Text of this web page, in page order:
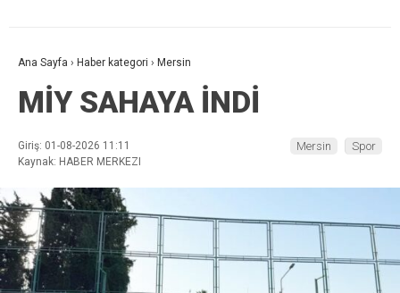
Ana Sayfa › Haber kategori › Mersin
MİY SAHAYA İNDİ
Giriş: 01-08-2026 11:11
Kaynak: HABER MERKEZI
Mersin Spor